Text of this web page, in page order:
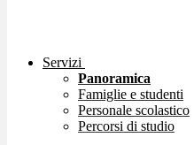
Servizi
Panoramica
Famiglie e studenti
Personale scolastico
Percorsi di studio